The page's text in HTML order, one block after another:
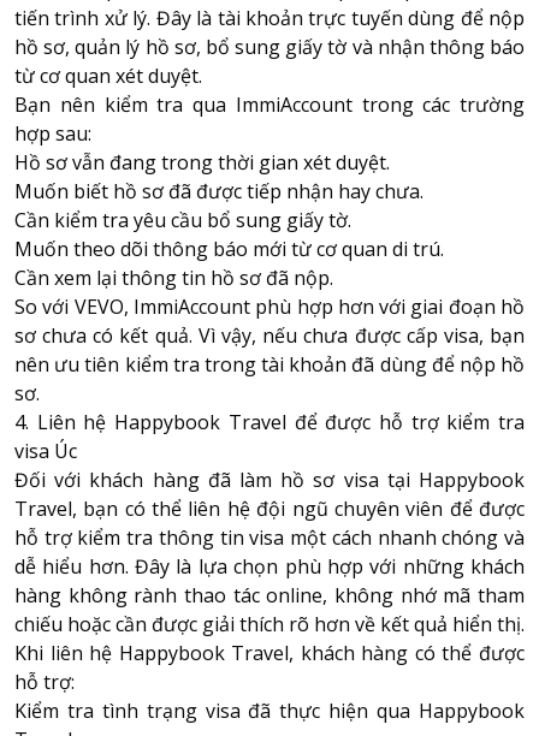
tiến trình xử lý. Đây là tài khoản trực tuyến dùng để nộp
hồ sơ, quản lý hồ sơ, bổ sung giấy tờ và nhận thông báo
từ cơ quan xét duyệt.
Bạn nên kiểm tra qua ImmiAccount trong các trường
hợp sau:
Hồ sơ vẫn đang trong thời gian xét duyệt.
Muốn biết hồ sơ đã được tiếp nhận hay chưa.
Cần kiểm tra yêu cầu bổ sung giấy tờ.
Muốn theo dõi thông báo mới từ cơ quan di trú.
Cần xem lại thông tin hồ sơ đã nộp.
So với VEVO, ImmiAccount phù hợp hơn với giai đoạn hồ
sơ chưa có kết quả. Vì vậy, nếu chưa được cấp visa, bạn
nên ưu tiên kiểm tra trong tài khoản đã dùng để nộp hồ
sơ.
4. Liên hệ Happybook Travel để được hỗ trợ kiểm tra
visa Úc
Đối với khách hàng đã làm hồ sơ visa tại Happybook
Travel, bạn có thể liên hệ đội ngũ chuyên viên để được
hỗ trợ kiểm tra thông tin visa một cách nhanh chóng và
dễ hiểu hơn. Đây là lựa chọn phù hợp với những khách
hàng không rành thao tác online, không nhớ mã tham
chiếu hoặc cần được giải thích rõ hơn về kết quả hiển thị.
Khi liên hệ Happybook Travel, khách hàng có thể được
hỗ trợ:
Kiểm tra tình trạng visa đã thực hiện qua Happybook